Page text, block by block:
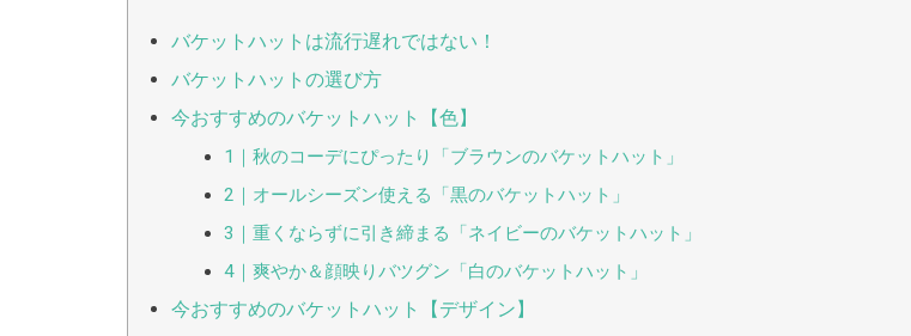
バケットハットは流行遅れではない！
バケットハットの選び方
今おすすめのバケットハット【色】
1｜秋のコーデにぴったり「ブラウンのバケットハット」
2｜オールシーズン使える「黒のバケットハット」
3｜重くならずに引き締まる「ネイビーのバケットハット」
4｜爽やか＆顔映りバツグン「白のバケットハット」
今おすすめのバケットハット【デザイン】